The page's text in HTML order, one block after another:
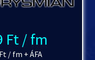
Ft / fm
/ fm + ÁFA